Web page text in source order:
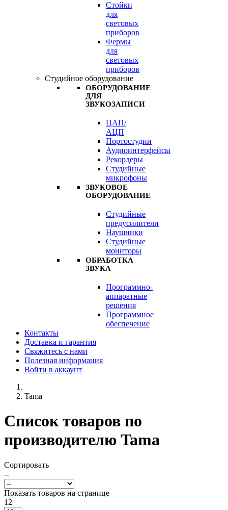
Стойки
для
световых
приборов
Фермы
для
световых
приборов
Студийное оборудование
ОБОРУДОВАНИЕ
ДЛЯ
ЗВУКОЗАПИСИ
ЦАП/
АЦП
Портостудии
Аудиоинтерфейсы
Рекордеры
Студийные
микрофоны
ЗВУКОВОЕ
ОБОРУДОВАНИЕ
Студийные
предусилители
Наушники
Студийные
мониторы
ОБРАБОТКА
ЗВУКА
Программно-
аппаратные
решения
Программное
обеспечение
Контакты
Доставка и гарантия
Свяжитесь с нами
Полезная информация
Войти в аккаунт
Tama
Список товаров по
производителю Tama
Сортировать
--
Показать товаров на странице
12